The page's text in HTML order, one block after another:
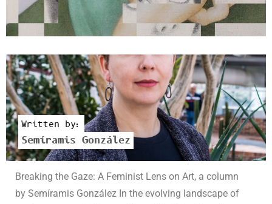
Written by:
Semíramis González
Breaking the Gaze: A Feminist Lens on Art, a column
by Semíramis González In the evolving landscape of